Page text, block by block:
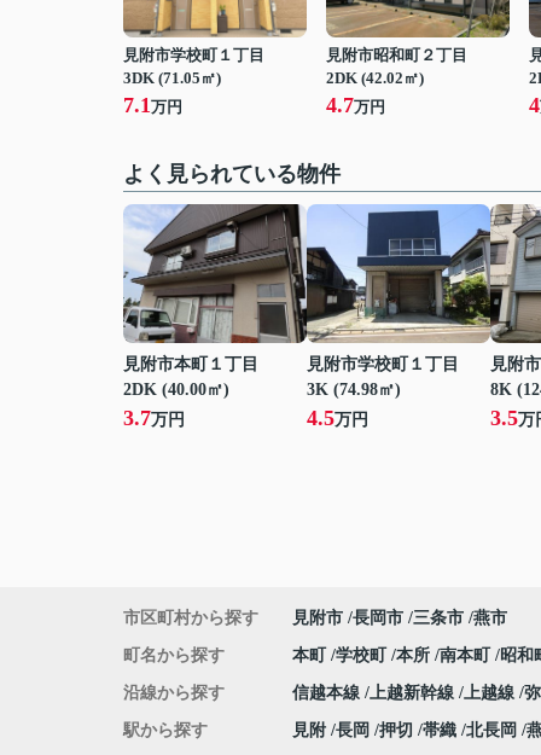
見附市学校町１丁目
3DK (71.05㎡)
7.1万円
見附市昭和町２丁目
2DK (42.02㎡)
4.7万円 4
よく見られている物件
見附市本町１丁目
2DK (40.00㎡)
3.7万円
見附市学校町１丁目
3K (74.98㎡)
4.5万円
見附
8K
3.5万
市区町村から探す 見附市 長岡市 三条市 燕市
町名から探す 本町 学校町 本所 南本町 昭和
沿線から探す 信越本線 上越新幹線 上越線
駅から探す 見附 長岡 押切 帯織 北長岡